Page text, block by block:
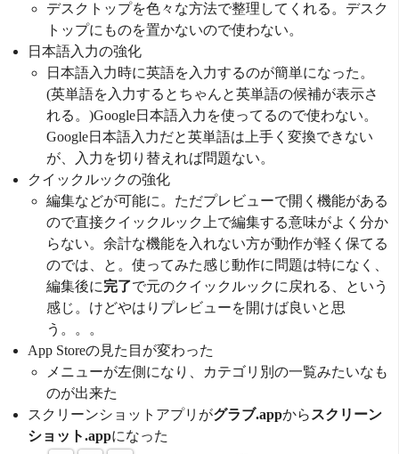
デスクトップを色々な方法で整理してくれる。デスク
トップにものを置かないので使わない。
日本語入力の強化
日本語入力時に英語を入力するのが簡単になった。
(英単語を入力するとちゃんと英単語の候補が表示さ
れる。)Google日本語入力を使ってるので使わない。
Google日本語入力だと英単語は上手く変換できない
が、入力を切り替えれば問題ない。
クイックルックの強化
編集などが可能に。ただプレビューで開く機能がある
ので直接クイックルック上で編集する意味がよく分か
らない。余計な機能を入れない方が動作が軽く保てる
のでは、と。使ってみた感じ動作に問題は特になく、
編集後に完了で元のクイックルックに戻れる、という
感じ。けどやはりプレビューを開けば良いと思
う。。。
App Storeの見た目が変わった
メニューが左側になり、カテゴリ別の一覧みたいなも
のが出来た
スクリーンショットアプリがグラブ.appから スクリーン
ショット.appになった